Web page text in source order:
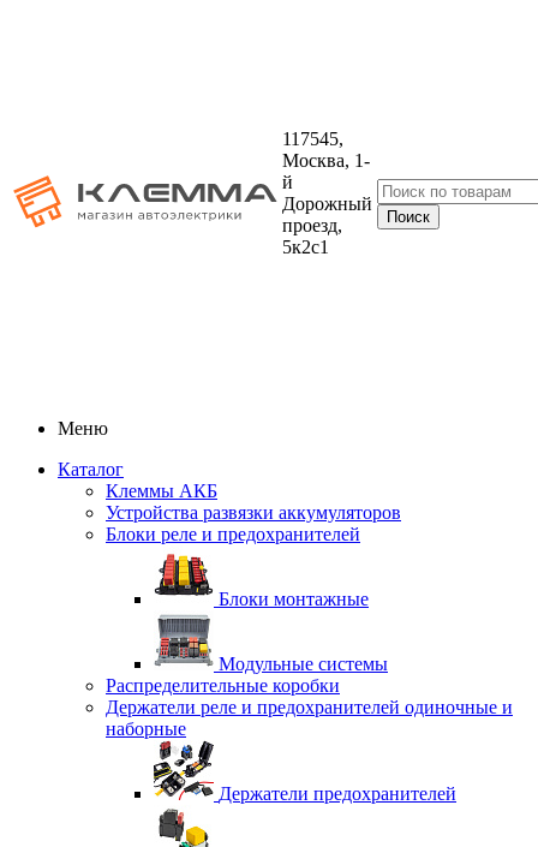
117545,
Москва, 1-
й
Дорожный
проезд,
5к2с1
Меню
Каталог
Клеммы АКБ
Устройства развязки аккумуляторов
Блоки реле и предохранителей
Блоки монтажные
Модульные системы
Распределительные коробки
Держатели реле и предохранителей одиночные и
наборные
Держатели предохранителей